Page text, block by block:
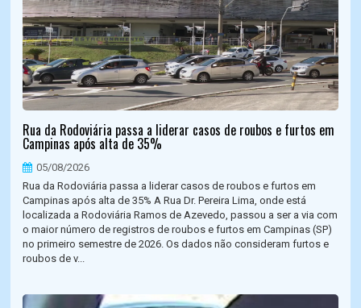
Rua da Rodoviária passa a liderar casos de roubos e furtos em
Campinas após alta de 35%
05/08/2026
Rua da Rodoviária passa a liderar casos de roubos e furtos em
Campinas após alta de 35% A Rua Dr. Pereira Lima, onde está
localizada a Rodoviária Ramos de Azevedo, passou a ser a via com
o maior número de registros de roubos e furtos em Campinas (SP)
no primeiro semestre de 2026. Os dados não consideram furtos e
roubos de v...